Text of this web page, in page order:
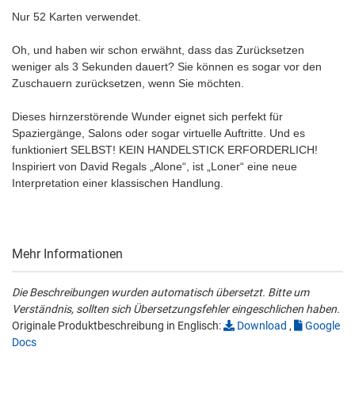
Nur 52 Karten verwendet.
Oh, und haben wir schon erwähnt, dass das Zurücksetzen
weniger als 3 Sekunden dauert? Sie können es sogar vor den
Zuschauern zurücksetzen, wenn Sie möchten.
Dieses hirnzerstörende Wunder eignet sich perfekt für
Spaziergänge, Salons oder sogar virtuelle Auftritte. Und es
funktioniert SELBST! KEIN HANDELSTICK ERFORDERLICH!
Inspiriert von David Regals „Alone“, ist „Loner“ eine neue
Interpretation einer klassischen Handlung.
Mehr Informationen
Die Beschreibungen wurden automatisch übersetzt. Bitte um
Verständnis, sollten sich Übersetzungsfehler eingeschlichen haben.
Originale Produktbeschreibung in Englisch:
Download ,
Google
Docs